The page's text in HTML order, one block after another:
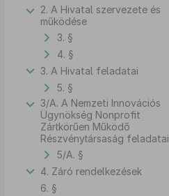
2. A Hivatal szervezete és
működése
3. §
4. §
3. A Hivatal feladatai
5. §
3/A. A Nemzeti Innovációs
Ügynökség Nonprofit
Zártkörűen Működő
Részvénytársaság feladatai
5/A. §
4. Záró rendelkezések
6. §